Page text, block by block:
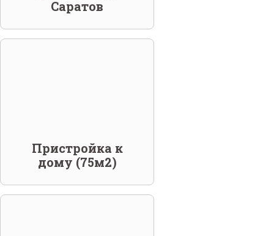
Саратов
Пристройка к
дому (75м2)